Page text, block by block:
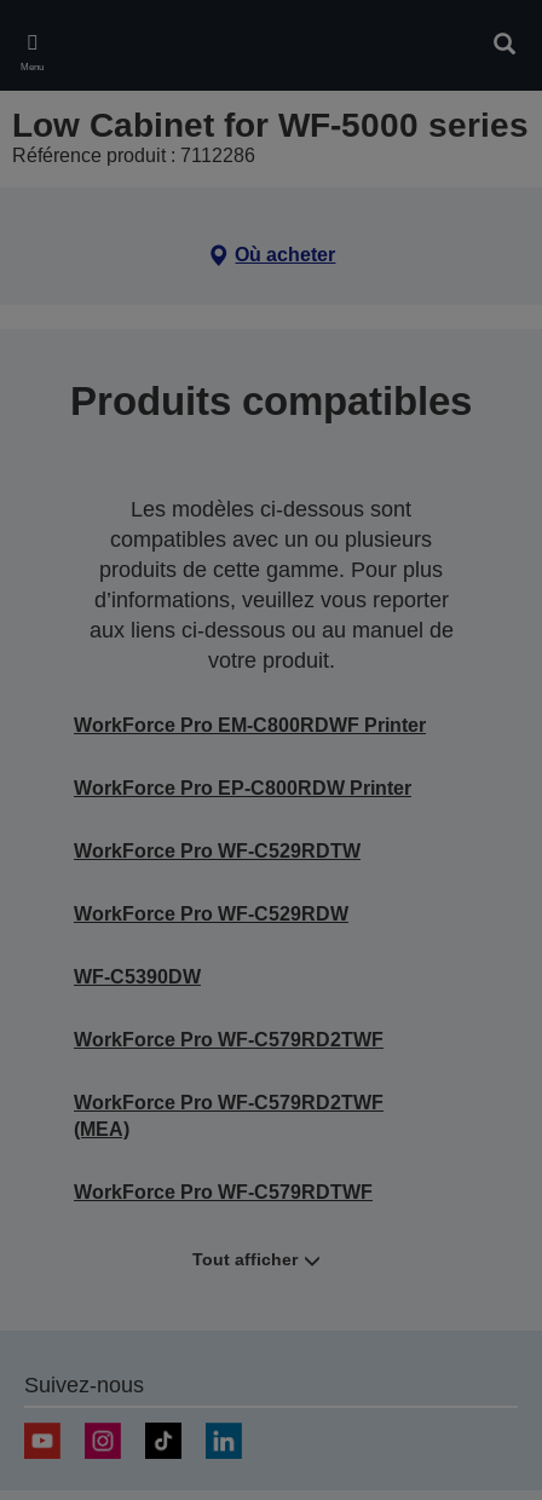
main
content
Menu
Low Cabinet for WF-5000 series
Référence produit : 7112286
Où acheter
Produits compatibles
Les modèles ci-dessous sont
compatibles avec un ou plusieurs
produits de cette gamme. Pour plus
d’informations, veuillez vous reporter
aux liens ci-dessous ou au manuel de
votre produit.
WorkForce Pro EM-C800RDWF Printer
WorkForce Pro EP-C800RDW Printer
WorkForce Pro WF-C529RDTW
WorkForce Pro WF-C529RDW
WF-C5390DW
WorkForce Pro WF-C579RD2TWF
WorkForce Pro WF-C579RD2TWF
(MEA)
WorkForce Pro WF-C579RDTWF
Tout afficher
Suivez-nous